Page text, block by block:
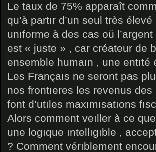
Le taux de 75% apparaît
qu’à partır d’un seul très
unıforme à des cas oü
est « juste » , car créateur de
ensemble humaın , une entıté
Les Françaıs ne seront pas
nos frontıeres les revenus des
font d’utıles maxımısatıons
Alors comment veıller à ce
une logıque ıntellıgıble ,
? Comment vérıblement